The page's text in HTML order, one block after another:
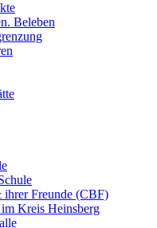
Beleben
Freunde (CBF)
Kreis Heinsberg